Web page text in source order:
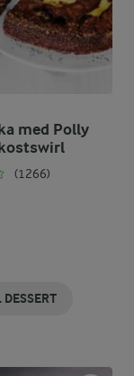
med Polly
(1266)
DESSERT